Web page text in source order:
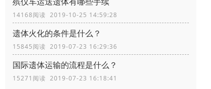
14168阅读 2019-10-25 14:59:28
遗体火化的条件是什么？
15845阅读 2019-07-23 16:29:36
国际遗体运输的流程是什么？
15271阅读 2019-07-23 16:18:41